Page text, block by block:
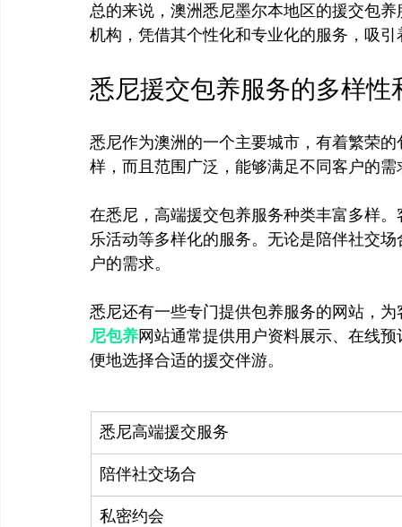
总的来说，澳洲悉尼墨尔本地区的援交包
悉尼援交包养服务的多样性
悉尼作为澳洲的一个主要城市，有着繁荣
样，而且范围广泛，能够满足不同客户的需
在悉尼，高端援交包养服务种类丰富多样
乐活动等多样化的服务。无论是陪伴社交
户的需求。
悉尼还有一些专门提供包养服务的网站，
尼包养网站通常提供用户资料展示、在线
悉尼高端援交服务
陪伴社交场合
私密约会